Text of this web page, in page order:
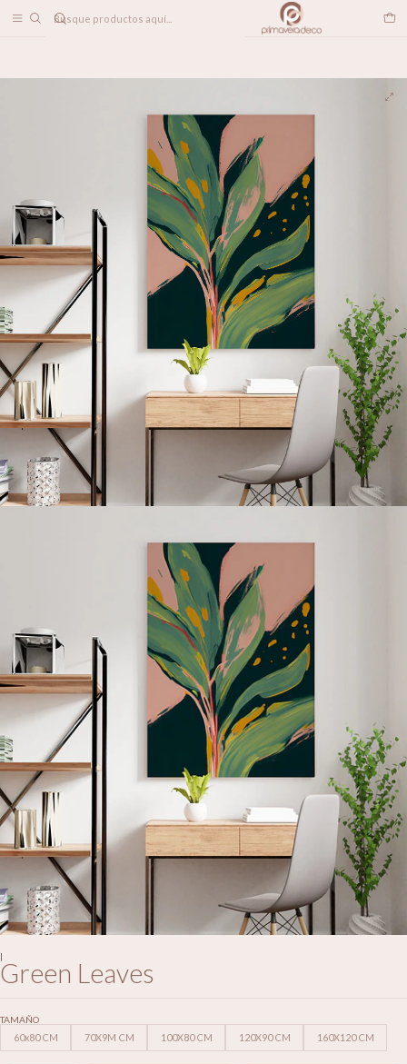
DECORACION MUROS CANVAS
|
Green Leaves
TAMAÑO
60x80 CM 70X9M CM 100X80 CM 120X90 CM 160X120 CM